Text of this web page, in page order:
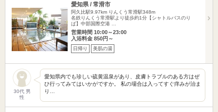
愛知県 / 常滑市
阿久比駅9.97km りんくう常滑駅348m
名鉄りんくう常滑駅より徒歩約1分【シャトルバスのり
ば】中部国際空港 …
営業時間 10:00～23:00
入浴料金 850円～
日帰り 美肌の湯
30代 男
性
愛知県内でも珍しい硫黄温泉があり、皮膚トラブルのある方はぜ
ひ行ってみてはいかがですか。 私の場合は入ってすぐ痒みが治ま
り…